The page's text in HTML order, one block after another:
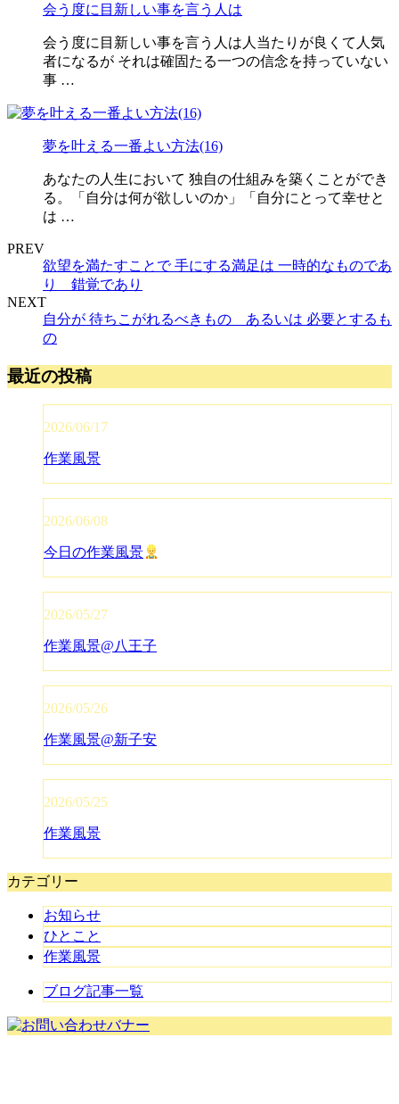
会う度に目新しい事を言う人は
会う度に目新しい事を言う人は人当たりが良くて人気
者になるが それは確固たる一つの信念を持っていない
事 …
夢を叶える一番よい方法(16)
あなたの人生において 独自の仕組みを築くことができ
る。「自分は何が欲しいのか」「自分にとって幸せと
は …
PREV
欲望を満たすことで 手にする満足は 一時的なものであ
り 錯覚であり
NEXT
自分が 待ちこがれるべきもの あるいは 必要とするも
の
最近の投稿
2026/06/17
作業風景
2026/06/08
今日の作業風景
2026/05/27
作業風景@八王子
2026/05/26
作業風景@新子安
2026/05/25
作業風景
カテゴリー
お知らせ
ひとこと
作業風景
ブログ記事一覧